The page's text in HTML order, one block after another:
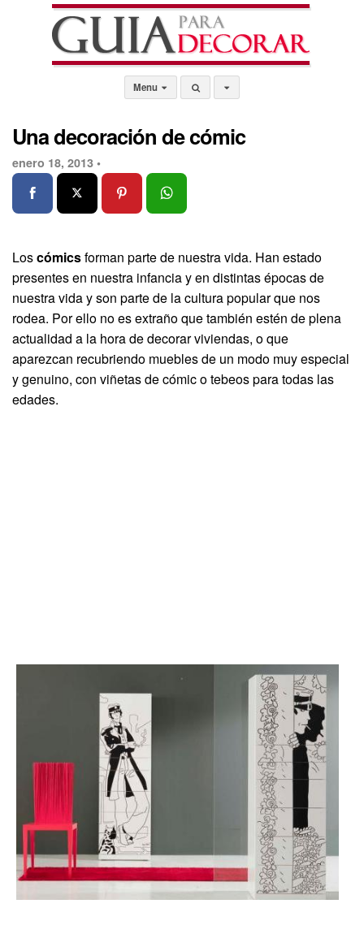
Menu
Una decoración de cómic
enero 18, 2013 •
Loscómicsforman parte de nuestra vida. Han estado
presentes en nuestra infancia y en distintas épocas de
nuestra vida y son parte de la cultura popular que nos
rodea. Por ello no es extraño que también estén de plena
actualidad a la hora de decorar viviendas, o que
aparezcan recubriendo muebles de un modo muy especial
y genuino, con viñetas de cómic o tebeos para todas las
edades.